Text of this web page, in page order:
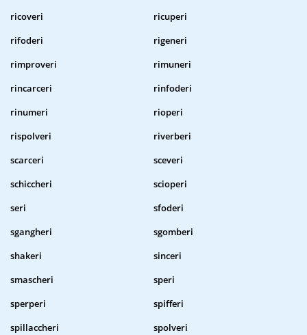
ricoveri
ricuperi
rifoderi
rigeneri
rimproveri
rimuneri
rincarceri
rinfoderi
rinumeri
rioperi
rispolveri
riverberi
scarceri
sceveri
schiccheri
scioperi
seri
sfoderi
sgangheri
sgomberi
shakeri
sinceri
smascheri
speri
sperperi
spifferi
spillaccheri
spolveri